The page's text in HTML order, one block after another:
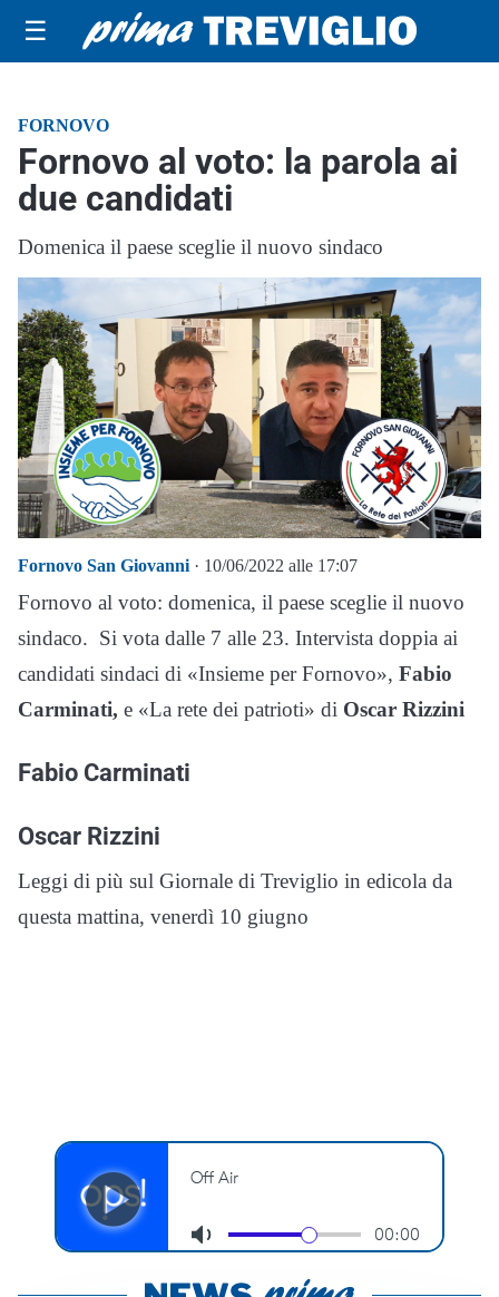
☰
FORNOVO
Fornovo al voto: la parola ai
due candidati
Domenica il paese sceglie il nuovo sindaco
Fornovo San Giovanni · 10/06/2022 alle 17:07
Fornovo al voto: domenica, il paese sceglie il nuovo
sindaco. Si vota dalle 7 alle 23. Intervista doppia ai
candidati sindaci di «Insieme per Fornovo», Fabio
Carminati, e «La rete dei patrioti» di Oscar Rizzini
Fabio Carminati
Oscar Rizzini
Leggi di più sul Giornale di Treviglio in edicola da
questa mattina, venerdì 10 giugno